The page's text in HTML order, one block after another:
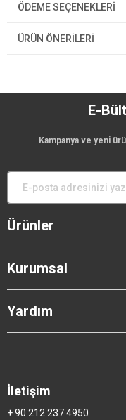
ÖDEME SEÇENEKLERI
ÜRÜN ÖNERILERI
E-
Kampanya ve yeni
Ürünler
Kurumsal
Yardım
İletişim
+ 90 212 237 4950